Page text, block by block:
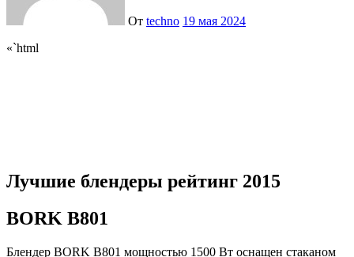
От techno 19 мая 2024
«`html
Лучшие блендеры рейтинг 2015
BORK B801
Блендер BORK B801 мощностью 1500 Вт оснащен стаканом